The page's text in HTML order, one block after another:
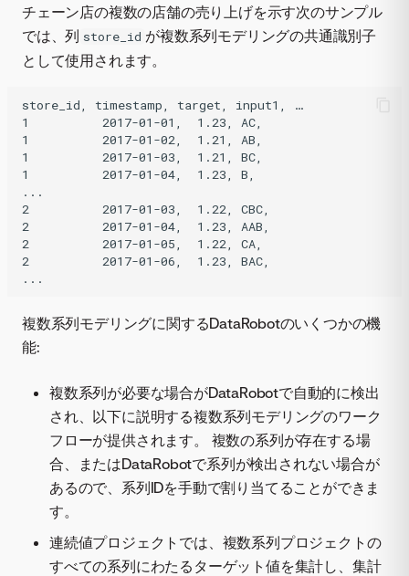
チェーン店の複数の店舗の売り上げを示す次のサンプル
では、列 store_id が複数系列モデリングの共通識別子
として使用されます。
store_id, timestamp, target, input1, …
1          2017-01-01,  1.23, AC,
1          2017-01-02,  1.21, AB,
1          2017-01-03,  1.21, BC,
1          2017-01-04,  1.23, B,
...
2          2017-01-03,  1.22, CBC,
2          2017-01-04,  1.23, AAB,
2          2017-01-05,  1.22, CA,
2          2017-01-06,  1.23, BAC,
複数系列モデリングに関するDataRobotのいくつかの機
能:
複数系列が必要な場合がDataRobotで自動的に検出
され、以下に説明する複数系列モデリングのワーク
フローが提供されます。 複数の系列が存在する場
合、またはDataRobotで系列が検出されない場合が
あるので、系列IDを手動で割り当てることができま
す。
連続値プロジェクトでは、複数系列プロジェクトの
すべての系列にわたるターゲット値を集計し、集計